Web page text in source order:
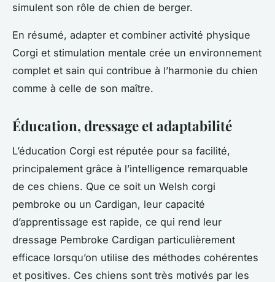
simulent son rôle de chien de berger.
En résumé, adapter et combiner activité physique
Corgi et stimulation mentale crée un environnement
complet et sain qui contribue à l’harmonie du chien
comme à celle de son maître.
Éducation, dressage et adaptabilité
L’éducation Corgi est réputée pour sa facilité,
principalement grâce à l’intelligence remarquable
de ces chiens. Que ce soit un Welsh corgi
pembroke ou un Cardigan, leur capacité
d’apprentissage est rapide, ce qui rend leur
dressage Pembroke Cardigan particulièrement
efficace lorsqu’on utilise des méthodes cohérentes
et positives. Ces chiens sont très motivés par les